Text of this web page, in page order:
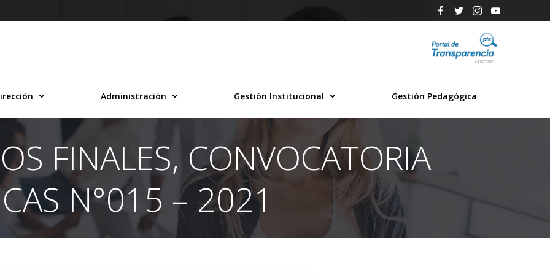
Administración Gestión Institucional Gestión Pedagógica
FINALES, CONVOCATORIA
CAS N°015 – 2021